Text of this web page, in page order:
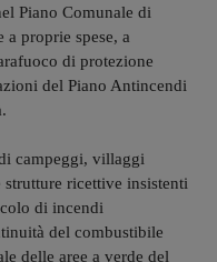
Piano Comunale di
proprie spese, a
di protezione
del Piano Antincendi
campeggi, villaggi
ricettive insistenti
di incendi
del combustibile
delle aree a verde del